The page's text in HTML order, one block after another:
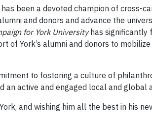
been a devoted champion of cross-
and donors and advance the
for York Universityhas significantly
York’s alumni and donors to
to fostering a culture of
active and engaged local and global
and wishing him all the best in his